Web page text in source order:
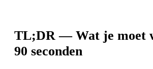
TL;DR — Wat je moet
90 seconden